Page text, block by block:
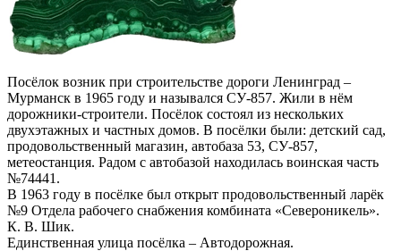
Посёлок возник при строительстве дороги Ленинград –
Мурманск в 1965 году и назывался СУ-857. Жили в нём
дорожники-строители. Посёлок состоял из нескольких
двухэтажных и частных домов. В посёлки были: детский сад,
продовольственный магазин, автобаза 53, СУ-857,
метеостанция. Радом с автобазой находилась воинская часть
№74441.
В 1963 году в посёлке был открыт продовольственный ларёк
№9 Отдела рабочего снабжения комбината «Североникель».
К. В. Шик.
Единственная улица посёлка – Автодорожная.